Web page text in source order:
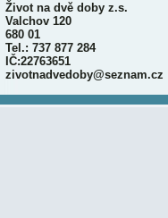
Život na dvě doby z.s.
Valchov 120
680 01
Tel.: 737 877 284
IČ:22763651
zivotnadvedoby@seznam.cz